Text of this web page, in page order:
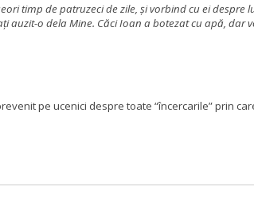
timp de patruzeci de zile, şi vorbind cu ei
auzit-o dela Mine. Căci Ioan a botezat cu apă, dar
pe ucenici despre toate “încercarile” prin